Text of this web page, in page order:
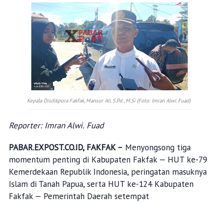
Kepala Disdikpora Fakfak, Mansur Ali, S.Pd., M.Si (Foto: Imran Alwi. Fuad)
Reporter: Imran Alwi. Fuad
PABAR.EXPOST.CO.ID, FAKFAK – Menyongsong tiga
momentum penting di Kabupaten Fakfak — HUT ke-79
Kemerdekaan Republik Indonesia, peringatan masuknya
Islam di Tanah Papua, serta HUT ke-124 Kabupaten
Fakfak — Pemerintah Daerah setempat